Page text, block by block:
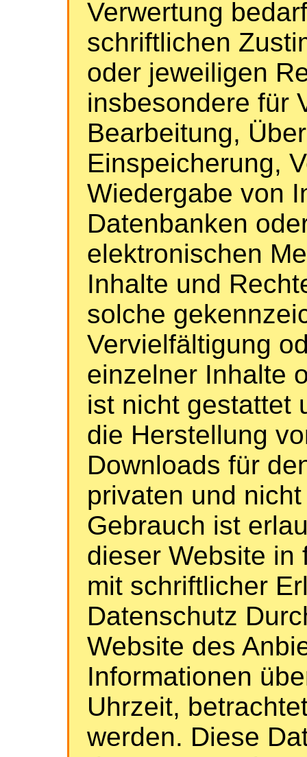
Verwertung
schriftlichen
oder jeweiligen
insbesondere für
Bearbeitung,
Einspeicherung,
Wiedergabe von
Datenbanken
elektronischen
Inhalte und
solche
Vervielfältigung
einzelner Inhalte
ist nicht gestattet
die Herstellung
Downloads für
privaten und
Gebrauch ist
dieser Website in
mit schriftlicher
Datenschutz
Website des
Informationen
Uhrzeit,
werden. Diese